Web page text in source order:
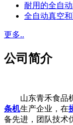
耐用的全自
全自动真空
更多..
公司简介
山东青禾食品机
条机生产企业，在
备先进，团队技术